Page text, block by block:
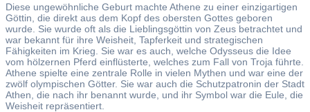
Diese ungewöhnliche Geburt machte Athene zu einer einzigartigen
Göttin, die direkt aus dem Kopf des obersten Gottes geboren
wurde. Sie wurde oft als die Lieblingsgöttin von Zeus betrachtet und
war bekannt für ihre Weisheit, Tapferkeit und strategischen
Fähigkeiten im Krieg. Sie war es auch, welche Odysseus die Idee
vom hölzernen Pferd einflüsterte, welches zum Fall von Troja führte.
Athene spielte eine zentrale Rolle in vielen Mythen und war eine der
zwölf olympischen Götter. Sie war auch die Schutzpatronin der Stadt
Athen, die nach ihr benannt wurde, und ihr Symbol war die Eule, die
Weisheit repräsentiert.